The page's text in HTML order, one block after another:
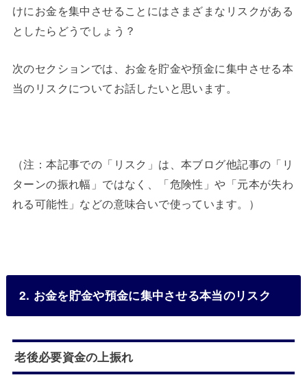
けにお金を集中させることにはさまざまなリスクがある
としたらどうでしょう？
次のセクションでは、お金を貯金や預金に集中させる本
当のリスクについてお話したいと思います。
（注：本記事での「リスク」は、本ブログ他記事の「リ
ターンの振れ幅」ではなく、「危険性」や「元本が失わ
れる可能性」などの意味合いで使っています。）
2. お金を貯金や預金に集中させる本当のリスク
老後必要資金の上振れ